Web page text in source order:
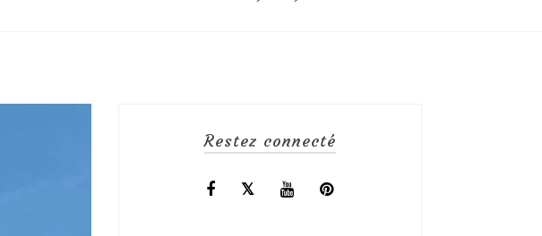
!
Restez connecté